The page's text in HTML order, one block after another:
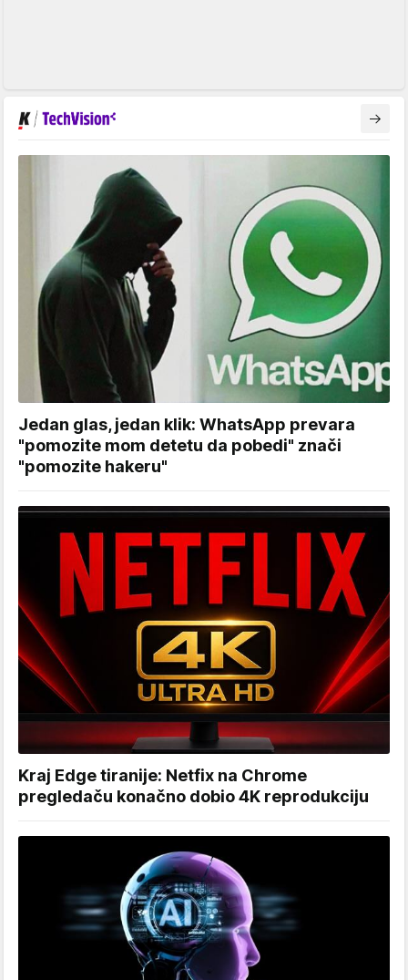
Jedan glas, jedan klik: WhatsApp prevara
"pomozite mom detetu da pobedi" znači
"pomozite hakeru"
Kraj Edge tiranije: Netfix na Chrome
pregledaču konačno dobio 4K reprodukciju